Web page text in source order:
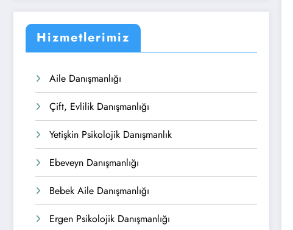
Hizmetlerimiz
Aile Danışmanlığı
Çift, Evlilik Danışmanlığı
Yetişkin Psikolojik Danışmanlık
Ebeveyn Danışmanlığı
Bebek Aile Danışmanlığı
Ergen Psikolojik Danışmanlığı